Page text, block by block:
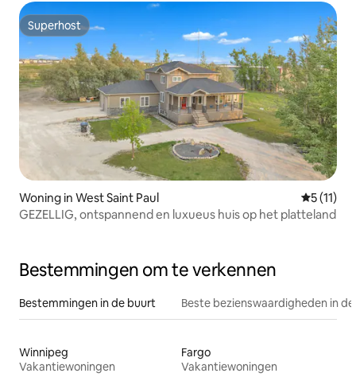
Superhost
Superhost
Woning in West Saint Paul
5 (11)
GEZELLIG, ontspannend en luxueus huis op het platteland
Bestemmingen om te verkennen
Bestemmingen in de buurt Beste bezienswaardigheden in
Winnipeg
Vakantiewoningen
Fargo
Vakantiewoningen